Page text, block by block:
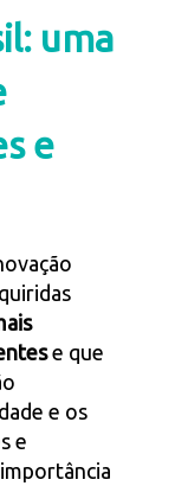
uma
e
e que
e os
e